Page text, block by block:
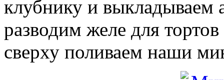
клубнику и выкладываем
разводим желе для
сверху поливаем наши